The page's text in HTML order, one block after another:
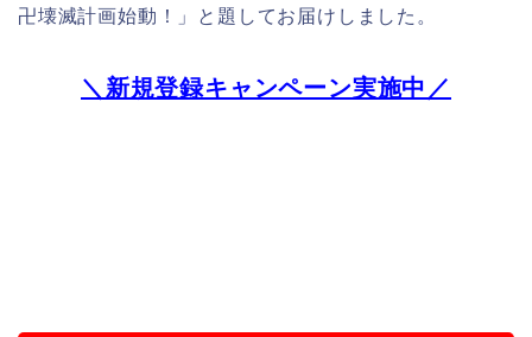
卍壊滅計画始動！」と題してお届けしました。
＼新規登録キャンペーン実施中／